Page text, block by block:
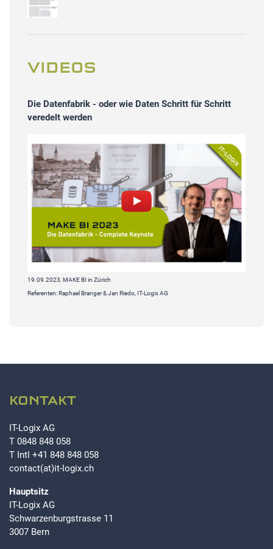
VIDEOS
Die Datenfabrik - oder wie Daten Schritt für Schritt
veredelt werden
19.09.2023, MAKE BI in Zürich
Referenten: Raphael Branger & Jan Riedo, IT-Logix AG
KONTAKT
IT-Logix AG
T 0848 848 058
T Intl +41 848 848 058
contact(at)it-logix.ch
Hauptsitz
IT-Logix AG
Schwarzenburgstrasse 11
3007 Bern